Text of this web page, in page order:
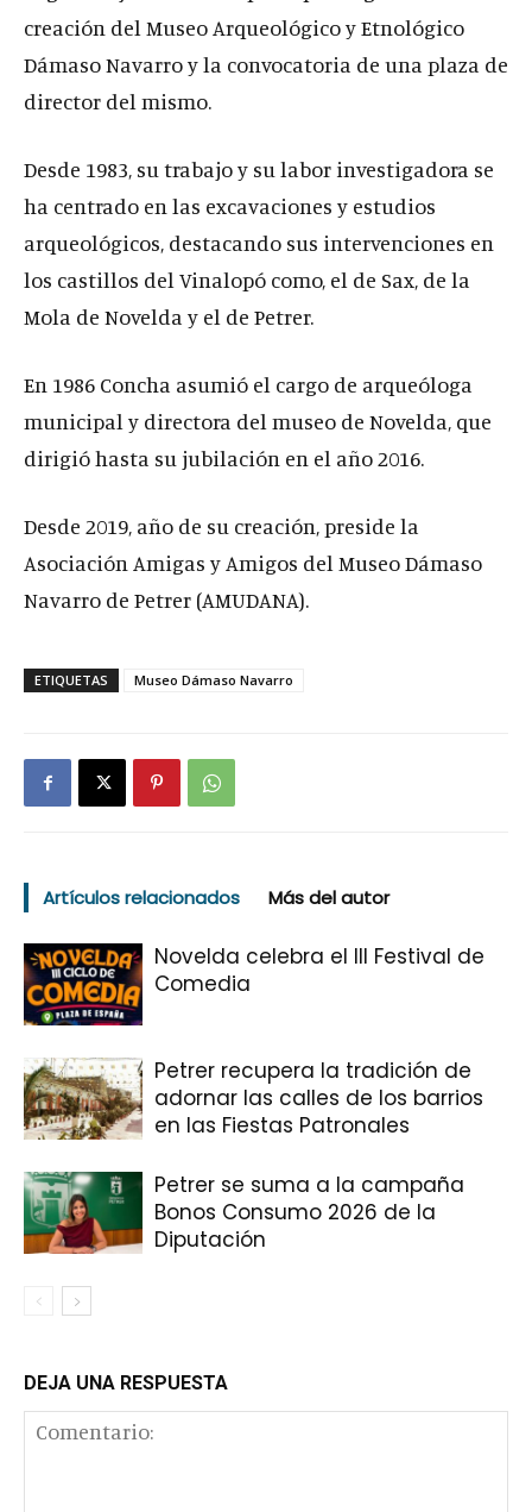
creación del Museo Arqueológico y Etnológico
Dámaso Navarro y la convocatoria de una plaza de
director del mismo.
Desde 1983, su trabajo y su labor investigadora se
ha centrado en las excavaciones y estudios
arqueológicos, destacando sus intervenciones en
los castillos del Vinalopó como, el de Sax, de la
Mola de Novelda y el de Petrer.
En 1986 Concha asumió el cargo de arqueóloga
municipal y directora del museo de Novelda, que
dirigió hasta su jubilación en el año 2016.
Desde 2019, año de su creación, preside la
Asociación Amigas y Amigos del Museo Dámaso
Navarro de Petrer (AMUDANA).
ETIQUETAS Museo Dámaso Navarro
Artículos relacionados Más del autor
Novelda celebra el III Festival de
Comedia
Petrer recupera la tradición de
adornar las calles de los barrios
en las Fiestas Patronales
Petrer se suma a la campaña
Bonos Consumo 2026 de la
Diputación
DEJA UNA RESPUESTA